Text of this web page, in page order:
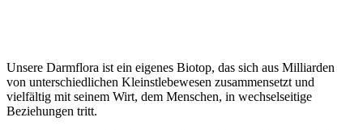
Unsere Darmflora ist ein eigenes Biotop, das sich aus Milliarden
von unterschiedlichen Kleinstlebewesen zusammensetzt und
vielfältig mit seinem Wirt, dem Menschen, in wechselseitige
Beziehungen tritt.